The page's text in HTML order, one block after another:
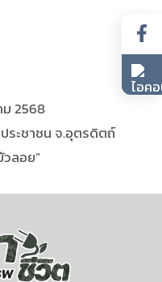
2568
ระชาชน จ.อุตรดิตถ์
ลอย”